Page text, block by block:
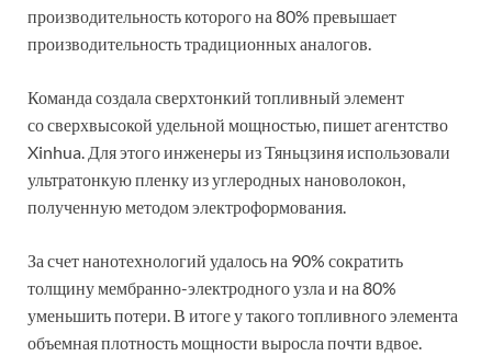
производительность которого на 80% превышает
производительность традиционных аналогов.
Команда создала сверхтонкий топливный элемент
со сверхвысокой удельной мощностью, пишет агентство
Xinhua. Для этого инженеры из Тяньцзиня использовали
ультратонкую пленку из углеродных нановолокон,
полученную методом электроформования.
За счет нанотехнологий удалось на 90% сократить
толщину мембранно-электродного узла и на 80%
уменьшить потери. В итоге у такого топливного элемента
объемная плотность мощности выросла почти вдвое.